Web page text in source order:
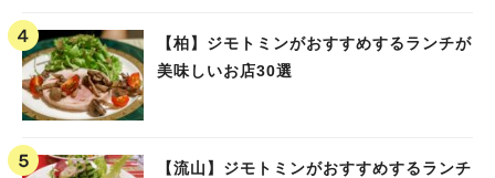
【柏】ジモトミンがおすすめするランチが
美味しいお店30選
【流山】ジモトミンがおすすめするランチ
人気のキーワード
#ラーメン#ショッピング#カフェ #スイーツ
#イベント#公園#教えたい／教えて投稿記事
#教えたい/こんなの見つけた